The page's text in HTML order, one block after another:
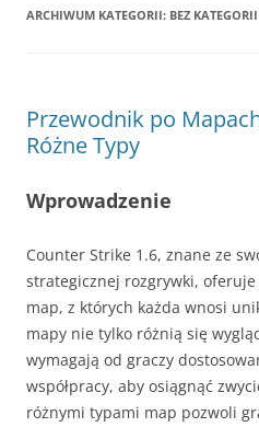
ARCHIWUM KATEGORII: BEZ KATEGORII
Przewodnik po
Różne Typy
Wprowadzenie
Counter Strike 1.6, znane ze
strategicznej rozgrywki,
map, z których każda wnosi
mapy nie tylko różnią się
wymagają od graczy
współpracy, aby osiągnąć
różnymi typami map pozwoli